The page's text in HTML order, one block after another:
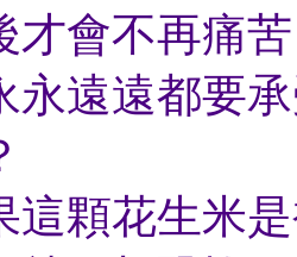
才會不再痛
永遠遠都要
這顆花生米